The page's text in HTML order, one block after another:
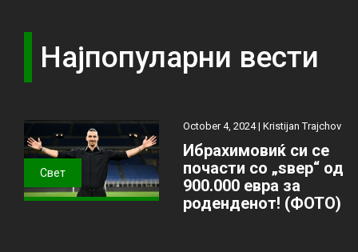
Најпопуларни вести
Свет
October 4, 2024 |Kristijan Trajchov
Ибрахимовиќ си се
почасти со „ѕвер“ од
900.000 евра за
роденденот! (ФОТО)